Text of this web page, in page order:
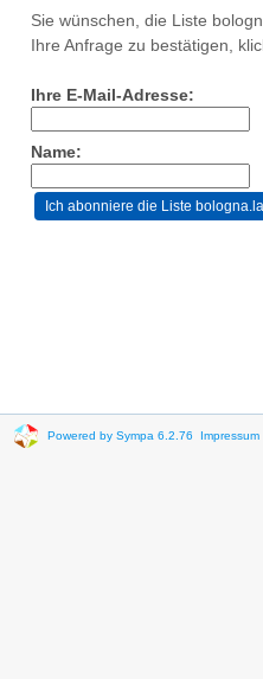
Sie wünschen, die Liste
Ihre Anfrage zu bestätigen,
Ihre E-Mail-Adresse:
Name:
Powered by Sympa 6.2.76 Impressum